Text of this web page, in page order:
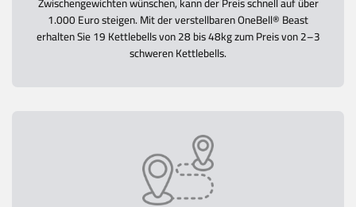
1.000 Euro steigen. Mit der verstellbaren OneBell® Beast
erhalten Sie 19 Kettlebells von 28 bis 48kg zum Preis von 2–3
schweren Kettlebells.